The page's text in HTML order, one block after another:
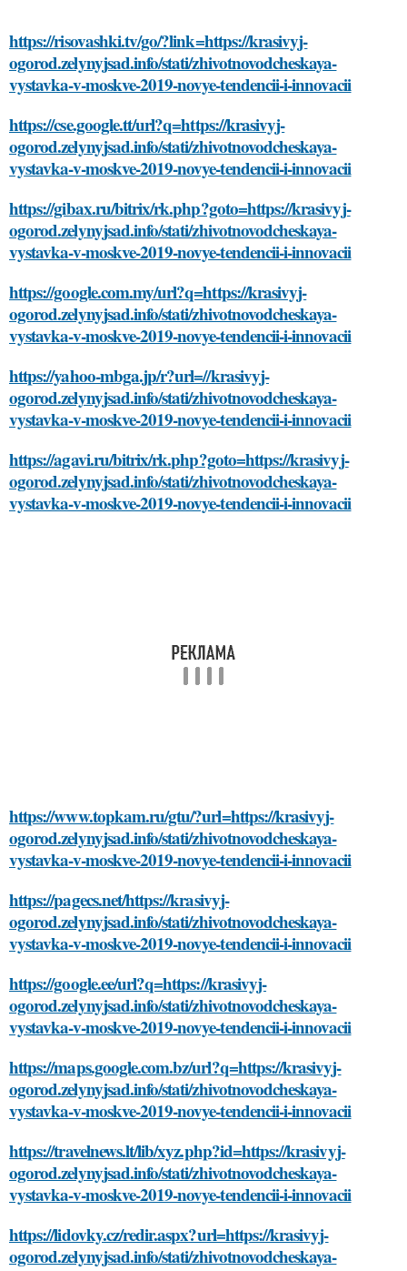
https://risovashki.tv/go/?link=https://krasivyj-
ogorod.zelynyjsad.info/stati/zhivotnovodcheskaya-
vystavka-v-moskve-2019-novye-tendencii-i-innovacii
https://cse.google.tt/url?q=https://krasivyj-
ogorod.zelynyjsad.info/stati/zhivotnovodcheskaya-
vystavka-v-moskve-2019-novye-tendencii-i-innovacii
https://gibax.ru/bitrix/rk.php?goto=https://krasivyj-
ogorod.zelynyjsad.info/stati/zhivotnovodcheskaya-
vystavka-v-moskve-2019-novye-tendencii-i-innovacii
https://google.com.my/url?q=https://krasivyj-
ogorod.zelynyjsad.info/stati/zhivotnovodcheskaya-
vystavka-v-moskve-2019-novye-tendencii-i-innovacii
https://yahoo-mbga.jp/r?url=//krasivyj-
ogorod.zelynyjsad.info/stati/zhivotnovodcheskaya-
vystavka-v-moskve-2019-novye-tendencii-i-innovacii
https://agavi.ru/bitrix/rk.php?goto=https://krasivyj-
ogorod.zelynyjsad.info/stati/zhivotnovodcheskaya-
vystavka-v-moskve-2019-novye-tendencii-i-innovacii
https://www.topkam.ru/gtu/?url=https://krasivyj-
ogorod.zelynyjsad.info/stati/zhivotnovodcheskaya-
vystavka-v-moskve-2019-novye-tendencii-i-innovacii
https://pagecs.net/https://krasivyj-
ogorod.zelynyjsad.info/stati/zhivotnovodcheskaya-
vystavka-v-moskve-2019-novye-tendencii-i-innovacii
https://google.ee/url?q=https://krasivyj-
ogorod.zelynyjsad.info/stati/zhivotnovodcheskaya-
vystavka-v-moskve-2019-novye-tendencii-i-innovacii
https://maps.google.com.bz/url?q=https://krasivyj-
ogorod.zelynyjsad.info/stati/zhivotnovodcheskaya-
vystavka-v-moskve-2019-novye-tendencii-i-innovacii
https://travelnews.lt/lib/xyz.php?id=https://krasivyj-
ogorod.zelynyjsad.info/stati/zhivotnovodcheskaya-
vystavka-v-moskve-2019-novye-tendencii-i-innovacii
https://lidovky.cz/redir.aspx?url=https://krasivyj-
ogorod.zelynyjsad.info/stati/zhivotnovodcheskaya-